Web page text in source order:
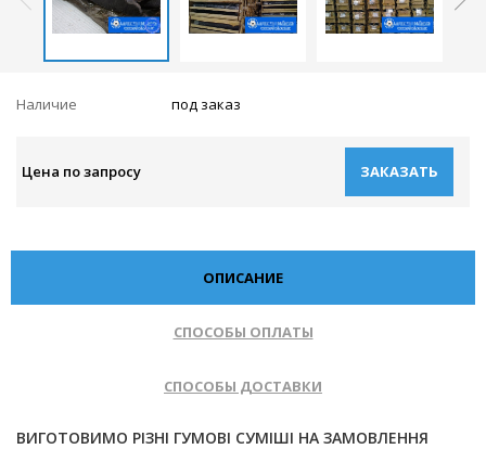
Наличие под заказ
Цена по запросу ЗАКАЗАТЬ
ОПИСАНИЕ
СПОСОБЫ ОПЛАТЫ
СПОСОБЫ ДОСТАВКИ
ВИГОТОВИМО РІЗНІ ГУМОВІ СУМІШІ НА ЗАМОВЛЕННЯ